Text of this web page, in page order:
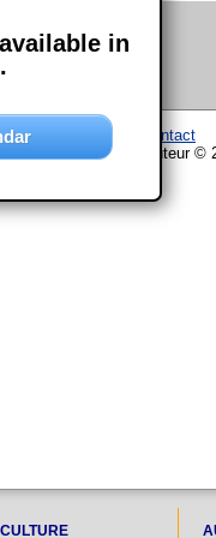
Mentions légales
Contact
2030 – droit d'auteur ©
CULTURE
in